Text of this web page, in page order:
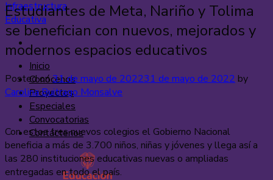
Inicio
Conócenos
Proyectos
Especiales
Convocatorias
Contáctenos
Estudiantes de Meta, Nariño y Tolima
se benefician con nuevos, mejorados y
modernos espacios educativos
Posted on31 de mayo de 202231 de mayo de 2022 by
Carolina Buitrago Monsalve
Con estos tres nuevos colegios el Gobierno Nacional
beneficia a más de 3.700 niños, niñas y jóvenes y llega así a
las 280 instituciones educativas nuevas o ampliadas
entregadas en todo el país.